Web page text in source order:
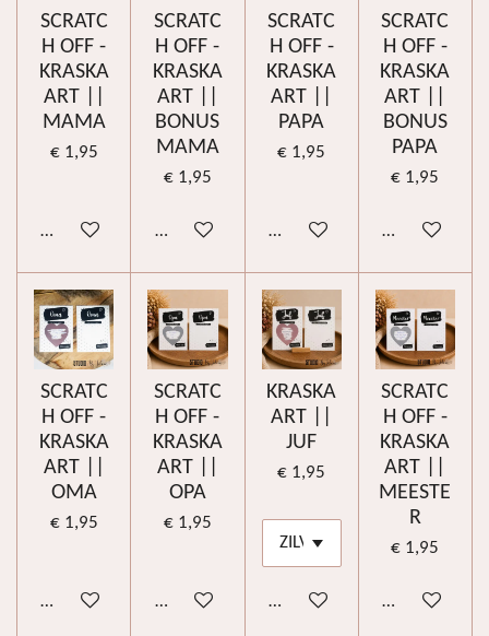
SCRATC
H OFF -
KRASKA
ART ||
MAMA
€ 1,95
In winkelwagen
SCRATC
H OFF -
KRASKA
ART ||
BONUS
MAMA
€ 1,95
In winkelwagen
SCRATC
H OFF -
KRASKA
ART ||
PAPA
€ 1,95
In winkelwagen
SCRATC
H OFF -
KRASKA
ART ||
BONUS
PAPA
€ 1,95
In
SCRATC
H OFF -
KRASKA
ART ||
OMA
€ 1,95
In winkelwagen
SCRATC
H OFF -
KRASKA
ART ||
OPA
€ 1,95
In winkelwagen
KRASKA
ART ||
JUF
€ 1,95
In winkelwagen
SCRATC
H OFF -
KRASKA
ART ||
MEESTE
R
€ 1,95
In